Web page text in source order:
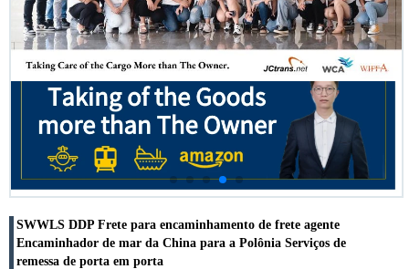
SWWLS DDP Frete para encaminhamento de frete agente
Encaminhador de mar da China para a Polônia Serviços de
remessa de porta em porta